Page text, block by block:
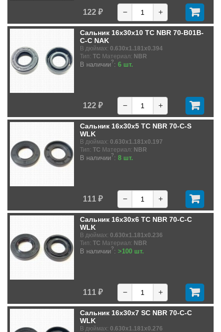
122 ₽ − +
Сальник 16x30x10 TC NBR 70-B01B-
C-C NAK
В дюймах: 0.630x1.181x0.394
Тип: TC Материал: NBR
В наличии?: 6 шт.
122 ₽ − +
Сальник 16x30x5 TC NBR 70-C-S
WLK
В дюймах: 0.630x1.181x0.197
Тип: TC Материал: NBR
В наличии?: 8 шт.
111 ₽ − +
Сальник 16x30x6 TC NBR 70-C-C
WLK
В дюймах: 0.630x1.181x0.236
Тип: TC Материал: NBR
В наличии?: >100 шт.
111 ₽ − +
Сальник 16x30x7 SC NBR 70-C-C
WLK
В дюймах: 0.630x1.181x0.276